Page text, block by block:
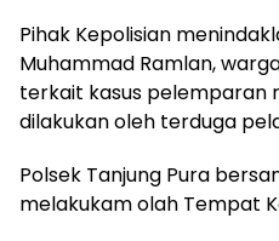
Pihak Kepolisian
Muhammad Ramlan,
terkait kasus pelemparan
dilakukan oleh terduga
Polsek Tanjung Pura
melakukam olah Tempat